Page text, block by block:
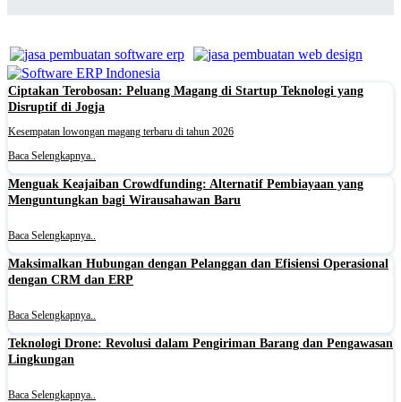
Ciptakan Terobosan: Peluang Magang di Startup Teknologi yang
Disruptif di Jogja
Kesempatan lowongan magang terbaru di tahun 2026
Baca Selengkapnya..
Menguak Keajaiban Crowdfunding: Alternatif Pembiayaan yang
Menguntungkan bagi Wirausahawan Baru
Baca Selengkapnya..
Maksimalkan Hubungan dengan Pelanggan dan Efisiensi Operasional
dengan CRM dan ERP
Baca Selengkapnya..
Teknologi Drone: Revolusi dalam Pengiriman Barang dan Pengawasan
Lingkungan
Baca Selengkapnya..